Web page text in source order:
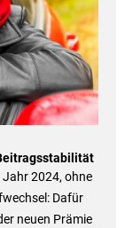
2024, ohne
Dafür
neuen Prämie